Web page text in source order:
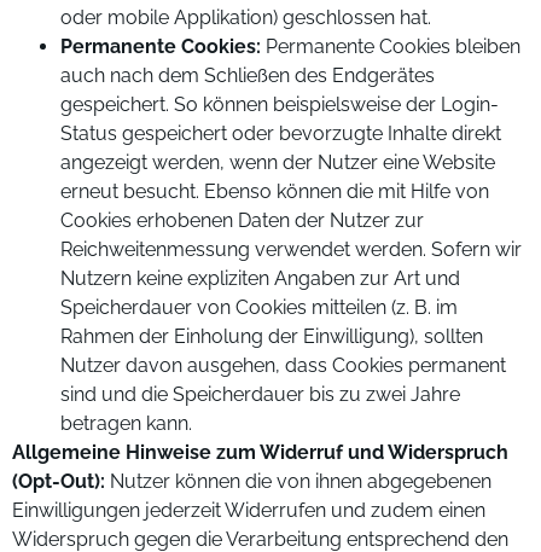
oder mobile Applikation) geschlossen hat.
Permanente Cookies: Permanente Cookies bleiben
auch nach dem Schließen des Endgerätes
gespeichert. So können beispielsweise der Login-
Status gespeichert oder bevorzugte Inhalte direkt
angezeigt werden, wenn der Nutzer eine Website
erneut besucht. Ebenso können die mit Hilfe von
Cookies erhobenen Daten der Nutzer zur
Reichweitenmessung verwendet werden. Sofern wir
Nutzern keine expliziten Angaben zur Art und
Speicherdauer von Cookies mitteilen (z. B. im
Rahmen der Einholung der Einwilligung), sollten
Nutzer davon ausgehen, dass Cookies permanent
sind und die Speicherdauer bis zu zwei Jahre
betragen kann.
Allgemeine Hinweise zum Widerruf und Widerspruch
(Opt-Out): Nutzer können die von ihnen abgegebenen
Einwilligungen jederzeit Widerrufen und zudem einen
Widerspruch gegen die Verarbeitung entsprechend den